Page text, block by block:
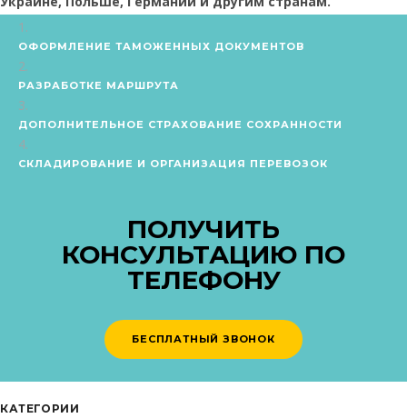
ОФОРМЛЕНИЕ ТАМОЖЕННЫХ ДОКУМЕНТОВ
РАЗРАБОТКЕ МАРШРУТА
ДОПОЛНИТЕЛЬНОЕ СТРАХОВАНИЕ СОХРАННОСТИ
СКЛАДИРОВАНИЕ И ОРГАНИЗАЦИЯ ПЕРЕВОЗОК
ПОЛУЧИТЬ
КОНСУЛЬТАЦИЮ ПО
ТЕЛЕФОНУ
БЕСПЛАТНЫЙ ЗВОНОК
КАТЕГОРИИ